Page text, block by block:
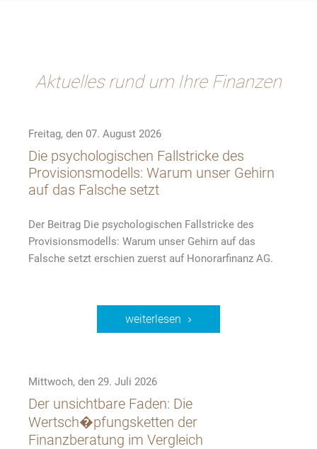
Aktuelles rund um Ihre Finanzen
Freitag, den 07. August 2026
Die psychologischen Fallstricke des
Provisionsmodells: Warum unser Gehirn
auf das Falsche setzt
Der Beitrag Die psychologischen Fallstricke des
Provisionsmodells: Warum unser Gehirn auf das
Falsche setzt erschien zuerst auf Honorarfinanz AG.
weiterlesen
Mittwoch, den 29. Juli 2026
Der unsichtbare Faden: Die
Wertsch�pfungsketten der
Finanzberatung im Vergleich